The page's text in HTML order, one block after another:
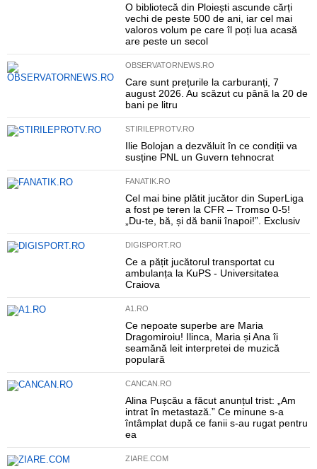
O bibliotecă din Ploiești ascunde cărți
vechi de peste 500 de ani, iar cel mai
valoros volum pe care îl poți lua acasă
are peste un secol
OBSERVATORNEWS.RO
Care sunt prețurile la carburanți, 7
august 2026. Au scăzut cu până la 20 de
bani pe litru
STIRILEPROTV.RO
Ilie Bolojan a dezvăluit în ce condiții va
susține PNL un Guvern tehnocrat
FANATIK.RO
Cel mai bine plătit jucător din SuperLiga
a fost pe teren la CFR – Tromso 0-5!
„Du-te, bă, și dă banii înapoi!”. Exclusiv
DIGISPORT.RO
Ce a pățit jucătorul transportat cu
ambulanța la KuPS - Universitatea
Craiova
A1.RO
Ce nepoate superbe are Maria
Dragomiroiu! Ilinca, Maria și Ana îi
seamănă leit interpretei de muzică
populară
CANCAN.RO
Alina Pușcău a făcut anunțul trist: „Am
intrat în metastază.” Ce minune s-a
întâmplat după ce fanii s-au rugat pentru
ea
ZIARE.COM